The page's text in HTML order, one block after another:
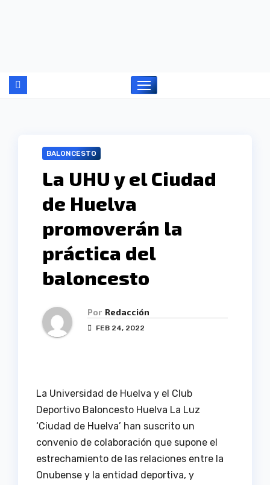
BALONCESTO
La UHU y el Ciudad
de Huelva
promoverán la
práctica del
baloncesto
Por Redacción
FEB 24, 2022
La Universidad de Huelva y el Club
Deportivo Baloncesto Huelva La Luz
‘Ciudad de Huelva’ han suscrito un
convenio de colaboración que supone el
estrechamiento de las relaciones entre la
Onubense y la entidad deportiva, y